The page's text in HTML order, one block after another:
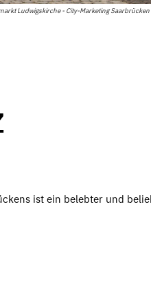
Ludwigskirche - City-Marketing Saarbrücken
ist ein belebter und